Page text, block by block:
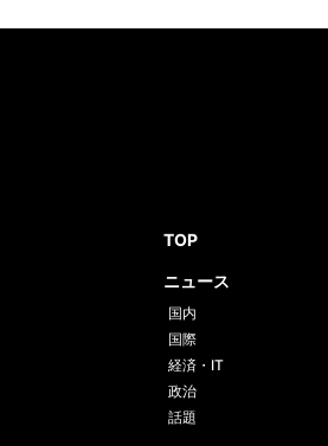
TOP
ニュース
国内
国際
経済・IT
政治
話題